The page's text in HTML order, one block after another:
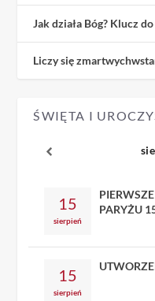
Jak działa Bóg? Klucz
Liczy się
ŚWIĘTA I
15
sierpień
PARYŻU
15
sierpień